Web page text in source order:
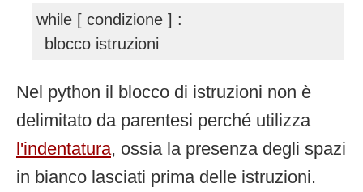
while [ condizione ] :
blocco istruzioni
Nel python il blocco di istruzioni non è
delimitato da parentesi perché utilizza
l'indentatura, ossia la presenza degli spazi
in bianco lasciati prima delle istruzioni.